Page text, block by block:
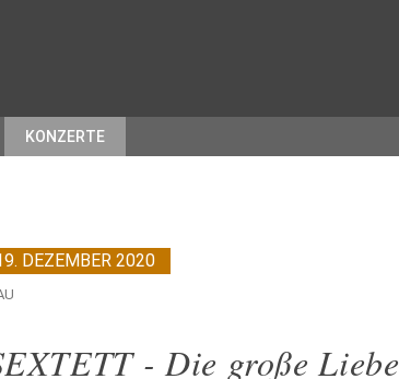
KONZERTE
DEZEMBER 2020
- Die große Liebe